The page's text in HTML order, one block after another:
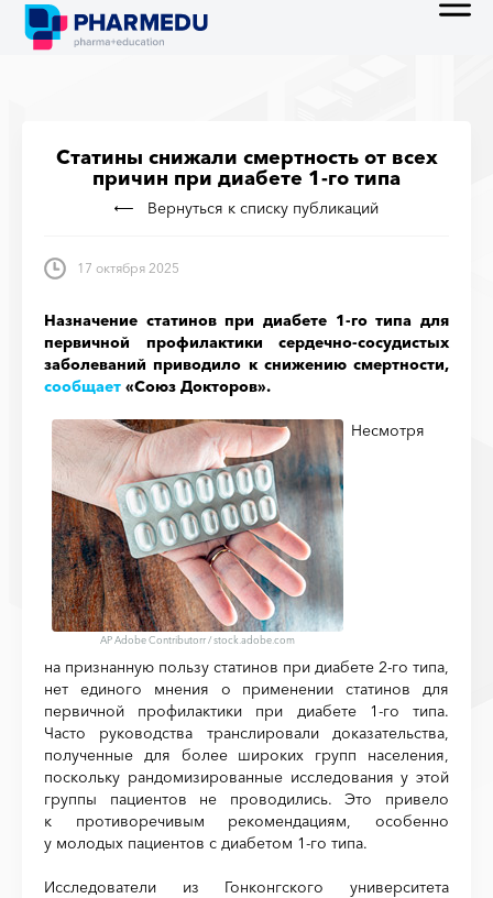
Статины снижали смертность от всех
причин при диабете 1-го типа
Вернуться к списку публикаций
17 октября 2025
Назначение статинов при диабете 1-го типа для
первичной профилактики сердечно-сосудистых
заболеваний приводило к снижению смертности,
сообщает «Союз Докторов».
AP Adobe Contributorr/stock.adobe.com
Несмотря
на признанную пользу статинов при диабете 2-го типа,
нет единого мнения о применении статинов для
первичной профилактики при диабете 1-го типа.
Часто руководства транслировали доказательства,
полученные для более широких групп населения,
поскольку рандомизированные исследования у этой
группы пациентов не проводились. Это привело
к противоречивым рекомендациям, особенно
у молодых пациентов с диабетом 1-го типа.
Исследователи из Гонконгского университета